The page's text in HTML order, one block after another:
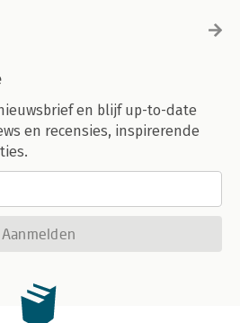
en blijf up-to-date
en recensies, inspirerende
Aanmelden